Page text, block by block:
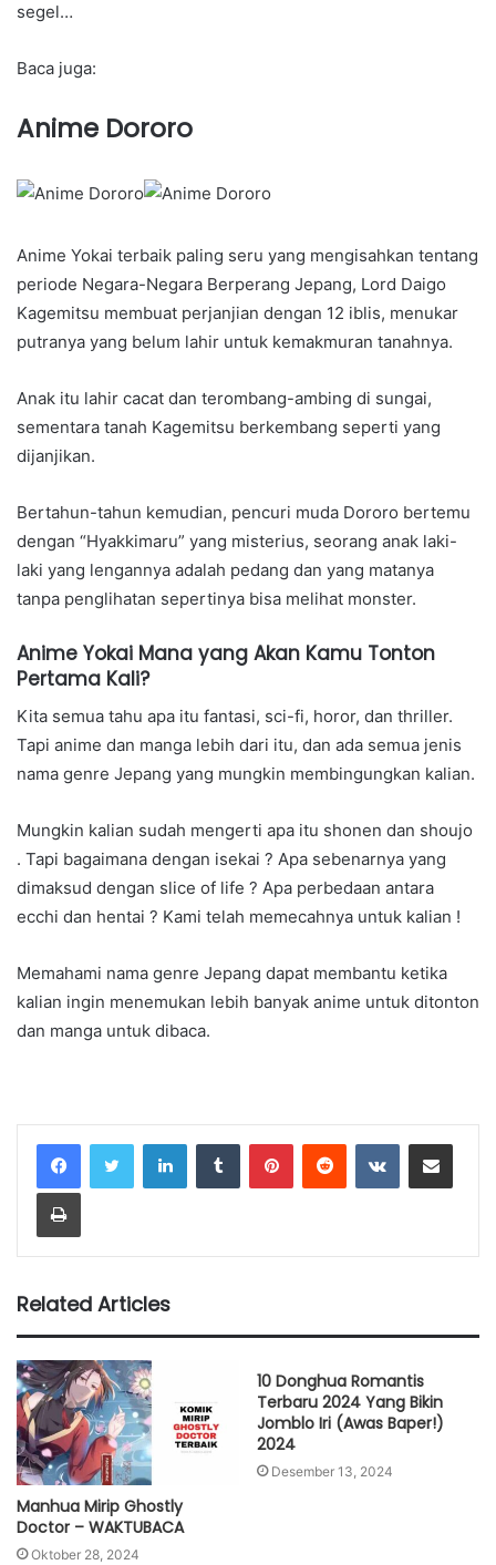
segel…
Baca juga:
Anime Dororo
Anime Yokai terbaik paling seru yang mengisahkan tentang
periode Negara-Negara Berperang Jepang, Lord Daigo
Kagemitsu membuat perjanjian dengan 12 iblis, menukar
putranya yang belum lahir untuk kemakmuran tanahnya.
Anak itu lahir cacat dan terombang-ambing di sungai,
sementara tanah Kagemitsu berkembang seperti yang
dijanjikan.
Bertahun-tahun kemudian, pencuri muda Dororo bertemu
dengan “Hyakkimaru” yang misterius, seorang anak laki-
laki yang lengannya adalah pedang dan yang matanya
tanpa penglihatan sepertinya bisa melihat monster.
Anime Yokai Mana yang Akan Kamu Tonton
Pertama Kali?
Kita semua tahu apa itu fantasi, sci-fi, horor, dan thriller.
Tapi anime dan manga lebih dari itu, dan ada semua jenis
nama genre Jepang yang mungkin membingungkan kalian.
Mungkin kalian sudah mengerti apa itu shonen dan shoujo
. Tapi bagaimana dengan isekai ? Apa sebenarnya yang
dimaksud dengan slice of life ? Apa perbedaan antara
ecchi dan hentai ? Kami telah memecahnya untuk kalian !
Memahami nama genre Jepang dapat membantu ketika
kalian ingin menemukan lebih banyak anime untuk ditonton
dan manga untuk dibaca.
LinkedInTumblr PinterestReddit VKontakteShare via Email
Print
Related Articles
Manhua Mirip Ghostly
Doctor – WAKTUBACA
Oktober 28, 2024
10 Donghua Romantis
Terbaru 2024 Yang Bikin
Jomblo Iri (Awas Baper!)
2024
Desember 13, 2024